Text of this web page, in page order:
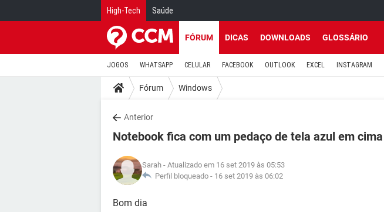
High-Tech Saúde
FÓRUM DICAS DOWNLOADS GLOSSÁRIO
JOGOS WHATSAPP CELULAR FACEBOOK OUTLOOK EXCEL INSTAGRAM
Fórum Windows
Anterior
Notebook fica com um pedaço de tela azul em cima
Sarah - Atualizado em 16 set 2019 às 05:53
Perfil bloqueado - 16 set 2019 às 06:02
Bom dia